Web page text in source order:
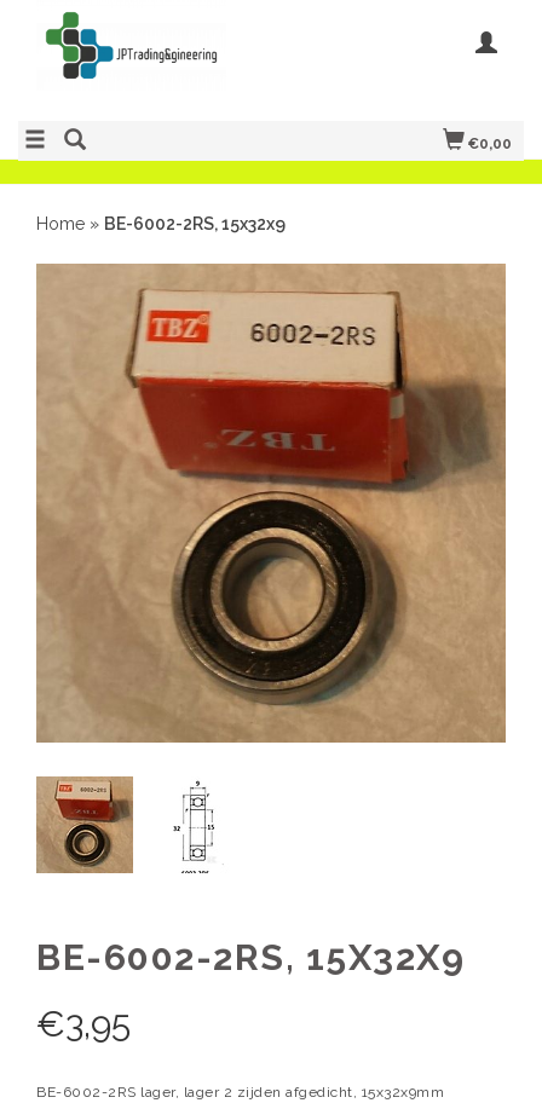
€0,00
Home » BE-6002-2RS, 15x32x9
BE-6002-2RS, 15X32X9
€3,95
BE-6002-2RS lager, lager 2 zijden afgedicht, 15x32x9mm